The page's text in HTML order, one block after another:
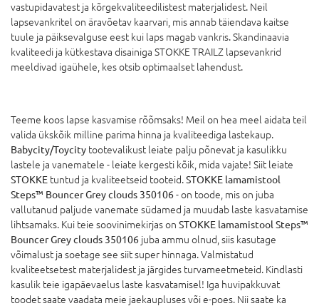
vastupidavatest ja kõrgekvaliteedilistest materjalidest. Neil
lapsevankritel on äravõetav kaarvari, mis annab täiendava kaitse
tuule ja päiksevalguse eest kui laps magab vankris. Skandinaavia
kvaliteedi ja kütkestava disainiga STOKKE TRAILZ lapsevankrid
meeldivad igaühele, kes otsib optimaalset lahendust.
Teeme koos lapse kasvamise rõõmsaks! Meil on hea meel aidata teil
valida ükskõik milline parima hinna ja kvaliteediga lastekaup.
Babycity/Toycity tootevalikust leiate palju põnevat ja kasulikku
lastele ja vanematele - leiate kergesti kõik, mida vajate! Siit leiate
STOKKE tuntud ja kvaliteetseid tooteid.STOKKE lamamistool
Steps™ Bouncer Grey clouds 350106- on toode, mis on juba
vallutanud paljude vanemate südamed ja muudab laste kasvatamise
lihtsamaks. Kui teie soovinimekirjas on STOKKE lamamistool Steps™
Bouncer Grey clouds 350106 juba ammu olnud, siis kasutage
võimalust ja soetage see siit super hinnaga. Valmistatud
kvaliteetsetest materjalidest ja järgides turvameetmeteid. Kindlasti
kasulik teie igapäevaelus laste kasvatamisel! Iga huvipakkuvat
toodet saate vaadata meie jaekaupluses või e-poes. Nii saate ka